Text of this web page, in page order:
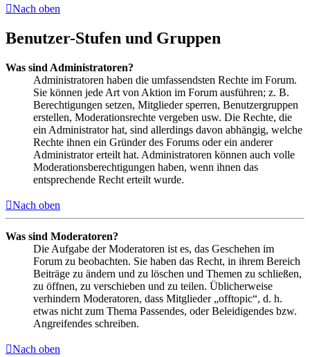
Nach oben
Benutzer-Stufen und Gruppen
Was sind Administratoren?
Administratoren haben die umfassendsten Rechte im Forum.
Sie können jede Art von Aktion im Forum ausführen; z. B.
Berechtigungen setzen, Mitglieder sperren, Benutzergruppen
erstellen, Moderationsrechte vergeben usw. Die Rechte, die
ein Administrator hat, sind allerdings davon abhängig, welche
Rechte ihnen ein Gründer des Forums oder ein anderer
Administrator erteilt hat. Administratoren können auch volle
Moderationsberechtigungen haben, wenn ihnen das
entsprechende Recht erteilt wurde.
Nach oben
Was sind Moderatoren?
Die Aufgabe der Moderatoren ist es, das Geschehen im
Forum zu beobachten. Sie haben das Recht, in ihrem Bereich
Beiträge zu ändern und zu löschen und Themen zu schließen,
zu öffnen, zu verschieben und zu teilen. Üblicherweise
verhindern Moderatoren, dass Mitglieder „offtopic“, d. h.
etwas nicht zum Thema Passendes, oder Beleidigendes bzw.
Angreifendes schreiben.
Nach oben